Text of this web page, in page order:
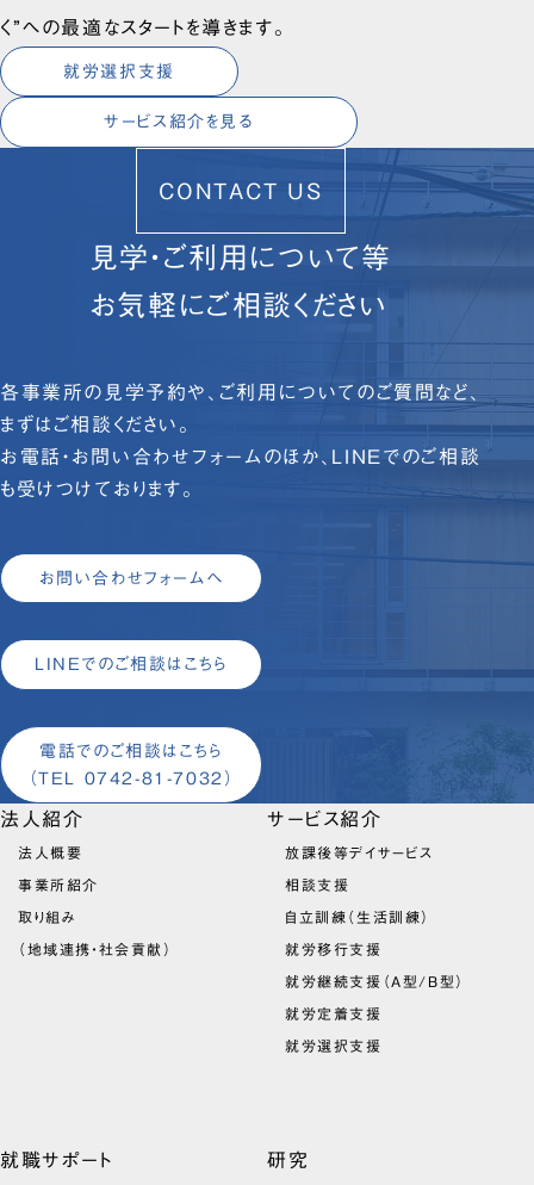
く”への最適なスタートを導きます。
就労選択支援
サービス紹介を見る
CONTACT US
見学・ご利用について等
お気軽にご相談ください
各事業所の見学予約や、ご利用についてのご質問など、
まずはご相談ください。
お電話・お問い合わせフォームのほか、LINEでのご相談
も受けつけております。
お問い合わせフォームへ
LINEでのご相談はこちら
電話でのご相談はこちら
（TEL 0742-81-7032）
法人紹介
法人概要
事業所紹介
取り組み
（地域連携・社会貢献）
サービス紹介
放課後等デイサービス
相談支援
自立訓練（生活訓練）
就労移行支援
就労継続支援（A型/B型）
就労定着支援
就労選択支援
就職サポート 研究